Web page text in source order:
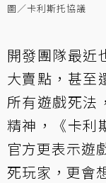
圖／卡利斯托協議
開發團隊最近
大賣點，甚至
所有遊戲死法
精神，《卡利
官方更表示遊
死玩家，更會